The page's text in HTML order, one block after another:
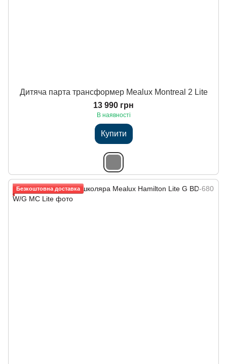
Дитяча парта трансформер Mealux Montreal 2 Lite
13 990 грн
В наявності
Купити
Безкоштовна доставка